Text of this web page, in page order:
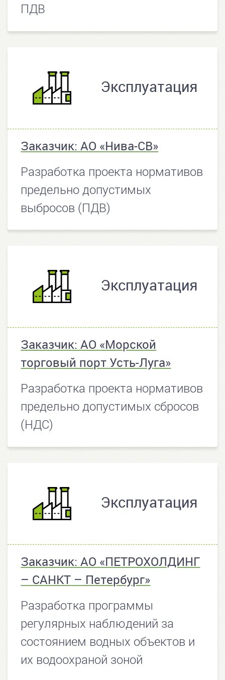
ПДВ
Эксплуатация
Заказчик: АО «Нива-СВ»
Разработка проекта нормативов
предельно допустимых
выбросов (ПДВ)
Эксплуатация
Заказчик: АО «Морской
торговый порт Усть-Луга»
Разработка проекта нормативов
предельно допустимых сбросов
(НДС)
Эксплуатация
Заказчик: АО «ПЕТРОХОЛДИНГ
– САНКТ – Петербург»
Разработка программы
регулярных наблюдений за
состоянием водных объектов и
их водоохраной зоной